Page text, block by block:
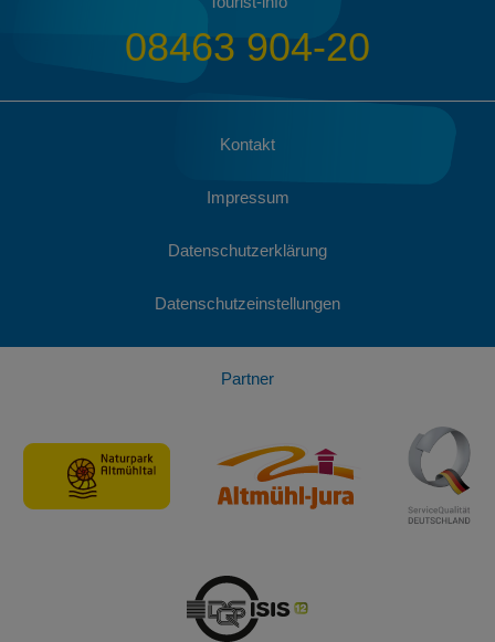
08463 904-20
Kontakt
Impressum
Datenschutzerklärung
Datenschutzeinstellungen
Partner